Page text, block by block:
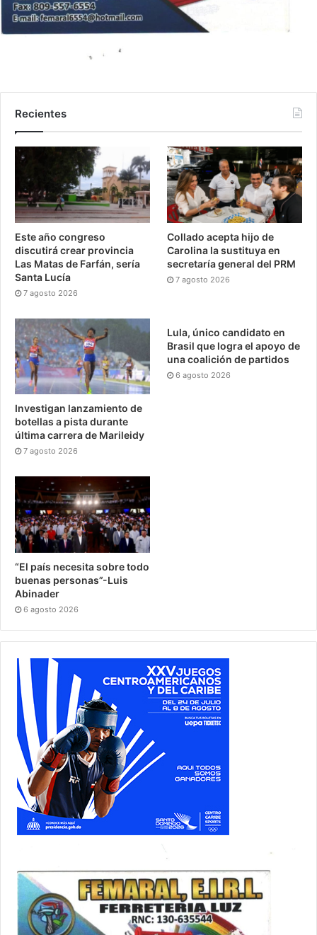
Recientes
Este año congreso
discutirá crear provincia
Las Matas de Farfán, sería
Santa Lucía
7 agosto 2026
Collado acepta hijo de
Carolina la sustituya en
secretaría general del PRM
7 agosto 2026
Investigan lanzamiento de
botellas a pista durante
última carrera de Marileidy
7 agosto 2026
Lula, único candidato en
Brasil que logra el apoyo de
una coalición de partidos
6 agosto 2026
“El país necesita sobre todo
buenas personas”-Luis
Abinader
6 agosto 2026